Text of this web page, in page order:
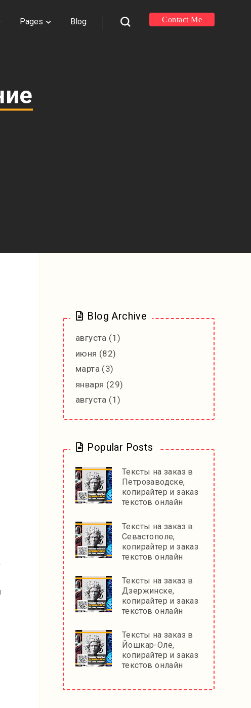
Contact Me
Pages Blog
Blog Archive
августа (1)
июня (82)
марта (3)
января (29)
августа (1)
Popular Posts
Тексты на заказ в
Петрозаводске,
копирайтер и заказ
текстов онлайн
Тексты на заказ в
Севастополе,
копирайтер и заказ
текстов онлайн
Тексты на заказ в
Дзержинске,
копирайтер и заказ
текстов онлайн
Тексты на заказ в
Йошкар-Оле,
копирайтер и заказ
текстов онлайн